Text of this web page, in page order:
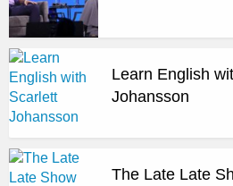
Learn English
Johansson
The Late Late